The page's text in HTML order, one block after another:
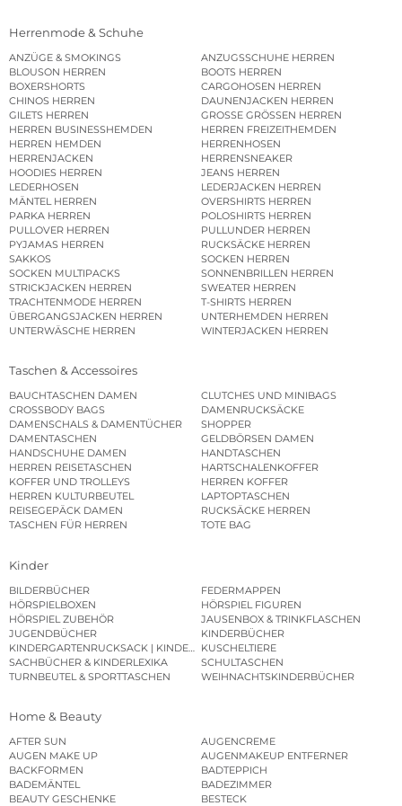
Herrenmode & Schuhe
ANZÜGE & SMOKINGS
ANZUGSSCHUHE HERREN
BLOUSON HERREN
BOOTS HERREN
BOXERSHORTS
CARGOHOSEN HERREN
CHINOS HERREN
DAUNENJACKEN HERREN
GILETS HERREN
GROSSE GRÖSSEN HERREN
HERREN BUSINESSHEMDEN
HERREN FREIZEITHEMDEN
HERREN HEMDEN
HERRENHOSEN
HERRENJACKEN
HERRENSNEAKER
HOODIES HERREN
JEANS HERREN
LEDERHOSEN
LEDERJACKEN HERREN
MÄNTEL HERREN
OVERSHIRTS HERREN
PARKA HERREN
POLOSHIRTS HERREN
PULLOVER HERREN
PULLUNDER HERREN
PYJAMAS HERREN
RUCKSÄCKE HERREN
SAKKOS
SOCKEN HERREN
SOCKEN MULTIPACKS
SONNENBRILLEN HERREN
STRICKJACKEN HERREN
SWEATER HERREN
TRACHTENMODE HERREN
T-SHIRTS HERREN
ÜBERGANGSJACKEN HERREN
UNTERHEMDEN HERREN
UNTERWÄSCHE HERREN
WINTERJACKEN HERREN
Taschen & Accessoires
BAUCHTASCHEN DAMEN
CLUTCHES UND MINIBAGS
CROSSBODY BAGS
DAMENRUCKSÄCKE
DAMENSCHALS & DAMENTÜCHER
SHOPPER
DAMENTASCHEN
GELDBÖRSEN DAMEN
HANDSCHUHE DAMEN
HANDTASCHEN
HERREN REISETASCHEN
HARTSCHALENKOFFER
KOFFER UND TROLLEYS
HERREN KOFFER
HERREN KULTURBEUTEL
LAPTOPTASCHEN
REISEGEPÄCK DAMEN
RUCKSÄCKE HERREN
TASCHEN FÜR HERREN
TOTE BAG
Kinder
BILDERBÜCHER
FEDERMAPPEN
HÖRSPIELBOXEN
HÖRSPIEL FIGUREN
HÖRSPIEL ZUBEHÖR
JAUSENBOX & TRINKFLASCHEN
JUGENDBÜCHER
KINDERBÜCHER
KINDERGARTENRUCKSACK | KINDERGARTENBEUTEL
KUSCHELTIERE
SACHBÜCHER & KINDERLEXIKA
SCHULTASCHEN
TURNBEUTEL & SPORTTASCHEN
WEIHNACHTSKINDERBÜCHER
Home & Beauty
AFTER SUN
AUGENCREME
AUGEN MAKE UP
AUGENMAKEUP ENTFERNER
BACKFORMEN
BADTEPPICH
BADEMÄNTEL
BADEZIMMER
BEAUTY GESCHENKE
BESTECK